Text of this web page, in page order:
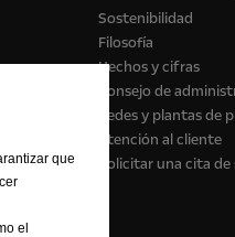
Sostenibilidad
Filosofía
Hechos y cifras
Consejo de
Sedes y plantas de
Atención al cliente
Solicitar una cita
que
el